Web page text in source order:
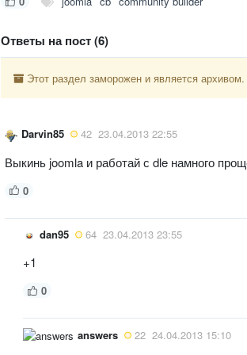
Ответы на пост (6)
Этот раздел заморожен и является
Darvin85 42 23.04.2013 22:55
Выкинь joomla и работай с dle намного
0
dan95 64 23.04.2013 23:55
+1
0
answers 22 24.04.2013 15:10